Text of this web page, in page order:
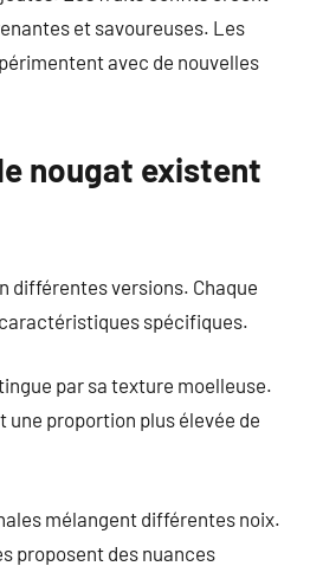
et savoureuses. Les
avec de nouvelles
nougat existent
différentes versions. Chaque
spécifiques.
par sa texture moelleuse.
proportion plus élevée de
mélangent différentes noix.
proposent des nuances